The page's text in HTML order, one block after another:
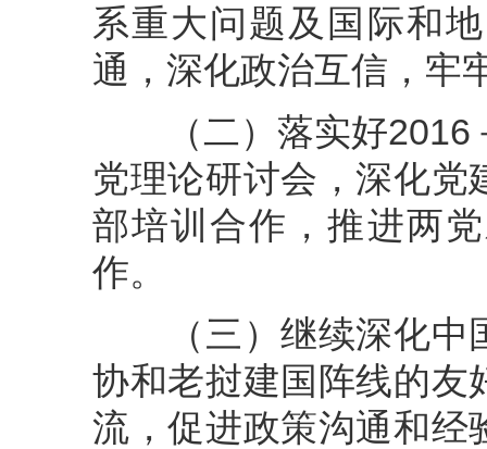
系重大问题及国际和
通，深化政治互信，牢
（二）落实好2016
党理论研讨会，深化党
部培训合作，推进两
作。
（三）继续深化中
协和老挝建国阵线的友
流，促进政策沟通和经